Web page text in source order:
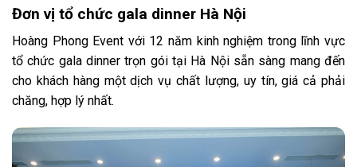
Đơn vị tổ chức gala dinner Hà Nội
Hoàng Phong Event với 12 năm kinh nghiệm trong lĩnh vực
tổ chức gala dinner trọn gói tại Hà Nội sẵn sàng mang đến
cho khách hàng một dịch vụ chất lượng, uy tín, giá cả phải
chăng, hợp lý nhất.